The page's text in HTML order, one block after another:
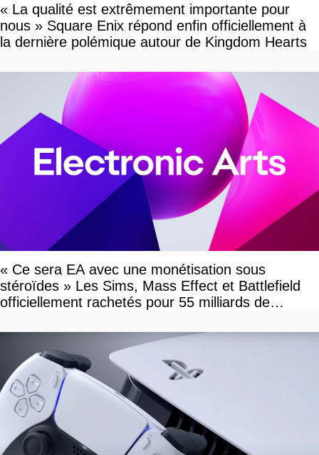
« La qualité est extrêmement importante pour
nous » Square Enix répond enfin officiellement à
la dernière polémique autour de Kingdom Hearts
« Ce sera EA avec une monétisation sous
stéroïdes » Les Sims, Mass Effect et Battlefield
officiellement rachetés pour 55 milliards de